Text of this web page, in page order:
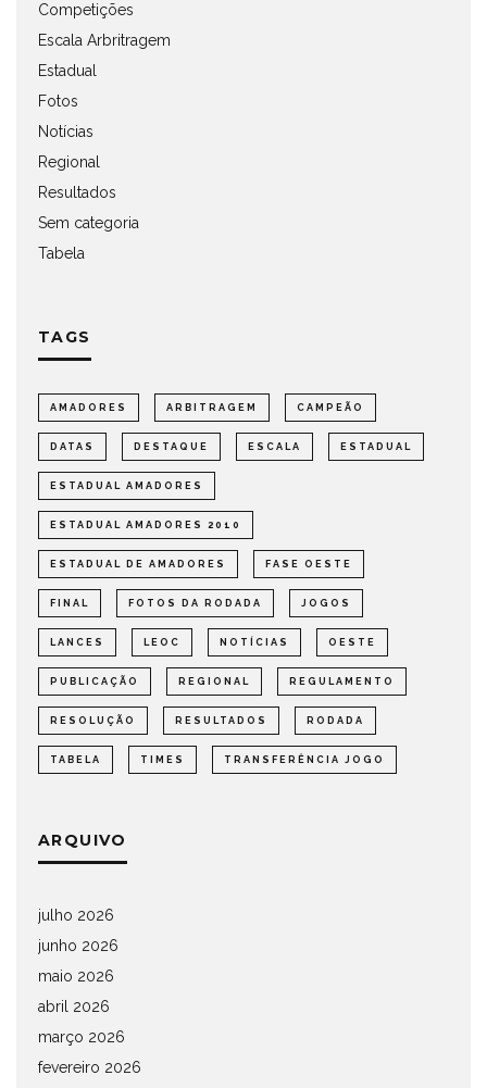
Competições
Escala Arbritragem
Estadual
Fotos
Notícias
Regional
Resultados
Sem categoria
Tabela
TAGS
AMADORES ARBITRAGEM CAMPEÃO
DATAS DESTAQUE ESCALA ESTADUAL
ESTADUAL AMADORES
ESTADUAL AMADORES 2010
ESTADUAL DE AMADORES FASE OESTE
FINAL FOTOS DA RODADA JOGOS
LANCES LEOC NOTÍCIAS OESTE
PUBLICAÇÃO REGIONAL REGULAMENTO
RESOLUÇÃO RESULTADOS RODADA
TABELA TIMES TRANSFERÊNCIA JOGO
ARQUIVO
julho 2026
junho 2026
maio 2026
abril 2026
março 2026
fevereiro 2026